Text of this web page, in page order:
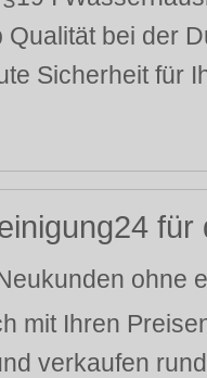
Qualität bei der
Sicherheit für
für
ohne
mit Ihren
verkaufen